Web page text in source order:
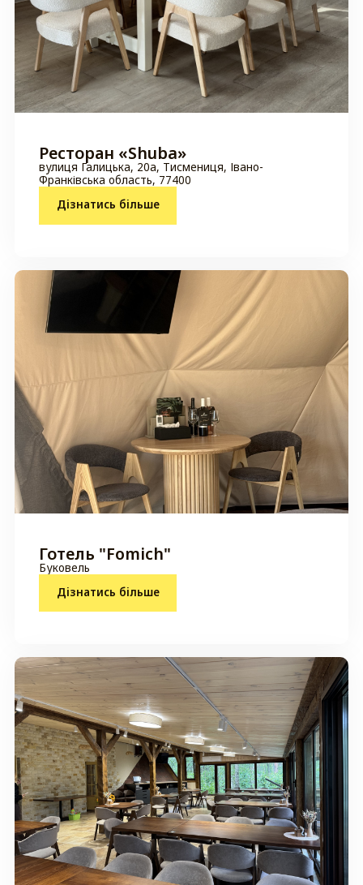
Ресторан «Shuba»
вулиця Галицька, 20а, Тисмениця, Івано-
Франківська область, 77400
Дізнатись більше
Готель "Fomich"
Буковель
Дізнатись більше